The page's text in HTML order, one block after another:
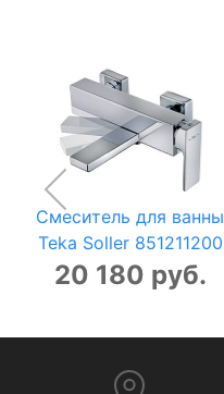
Смеситель для ванны
Teka Soller 851211200
20 180 руб.